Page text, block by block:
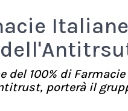
100% di
porterà il